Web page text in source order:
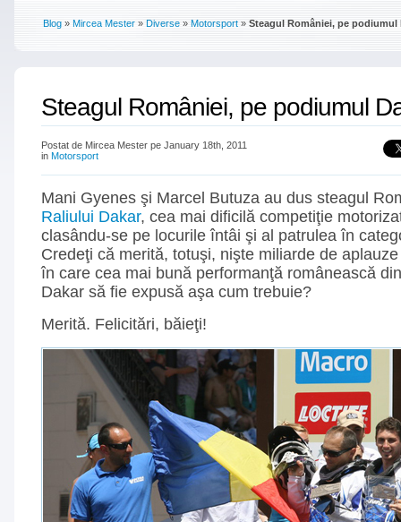
Blog » Mircea Mester » Diverse » Motorsport » Steagul României, pe podiumul
Steagul României, pe podiumul
Postat de Mircea Mester pe January 18th, 2011
in Motorsport
Mani Gyenes şi Marcel Butuza au dus steagul
Raliului Dakar, cea mai dificilă competiţie
clasându-se pe locurile întâi şi al patrulea în
Credeţi că merită, totuşi, nişte miliarde de
în care cea mai bună performanţă românească
Dakar să fie expusă aşa cum trebuie?
Merită. Felicitări, băieţi!